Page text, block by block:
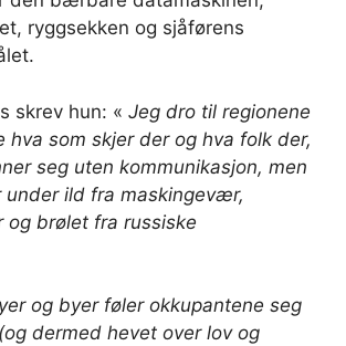
ryggsekken og sjåførens
skrev hun: « Jeg dro til regionene
hva som skjer der og hva folk der,
seg uten kommunikasjon, men
under ild fra maskingevær,
og brølet fra russiske
og byer føler okkupantene seg
dermed hevet over lov og